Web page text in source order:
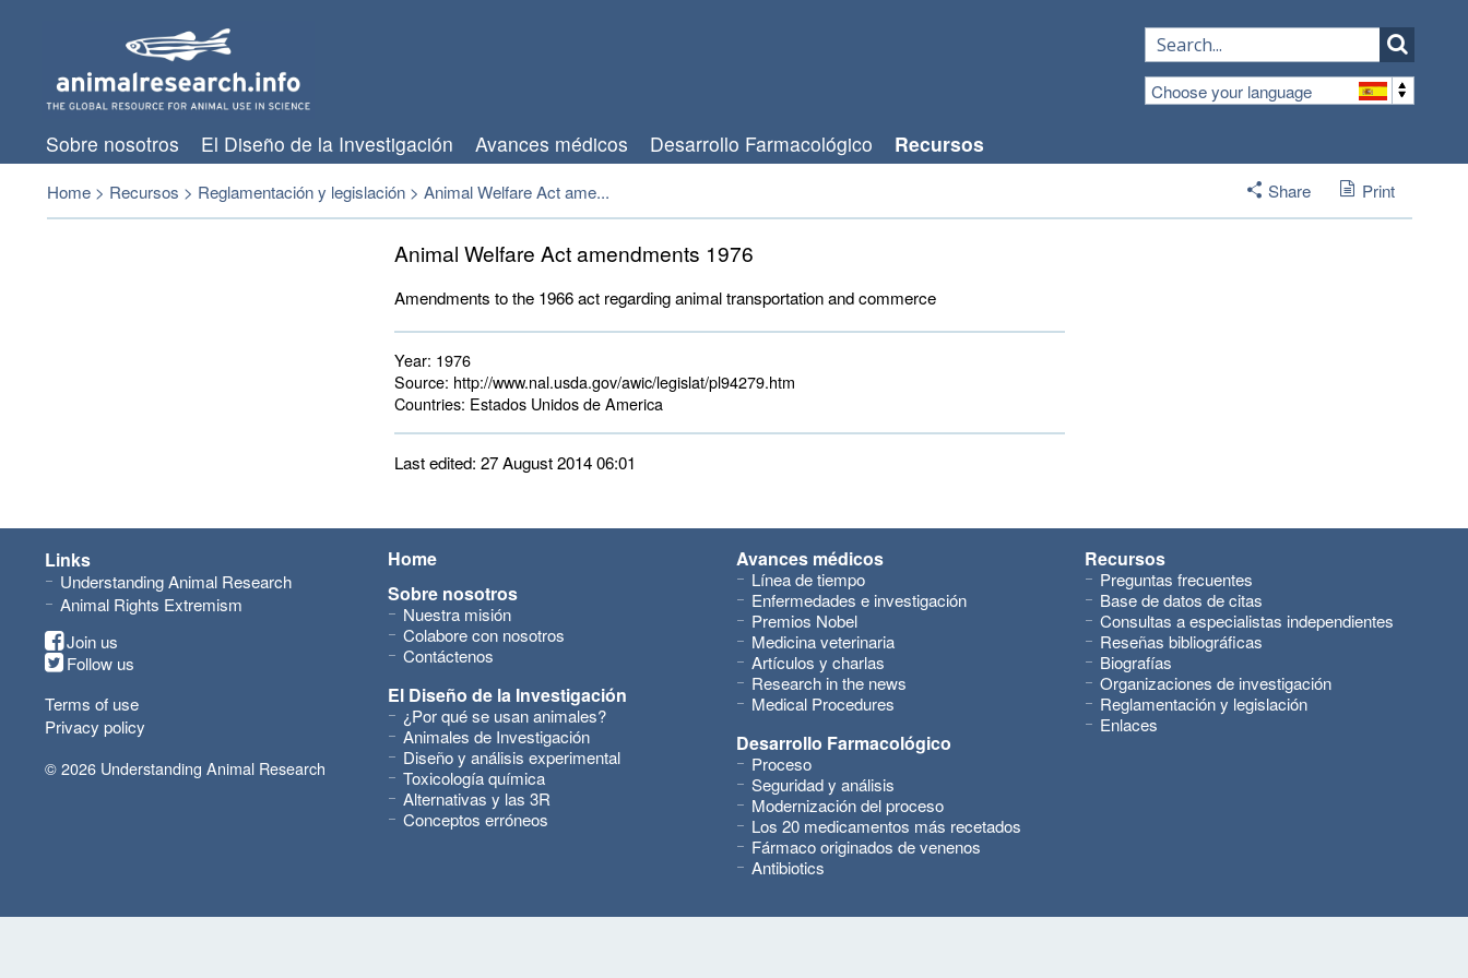
Choose your language
Sobre nosotros El Diseño de la Investigación Avances médicos Desarrollo Farmacológico Recursos
Home > Recursos > Reglamentación y legislación > Animal Welfare Act ame... Share Print
Animal Welfare Act amendments 1976
Amendments to the 1966 act regarding animal transportation and commerce
Year: 1976
Source: http://www.nal.usda.gov/awic/legislat/pl94279.htm
Countries: Estados Unidos de America
Last edited: 27 August 2014 06:01
Links
Understanding Animal Research
Animal Rights Extremism
Join us
Follow us
Terms of use
Privacy policy
© 2026 Understanding Animal Research
Home
Sobre nosotros
Nuestra misión
Colabore con nosotros
Contáctenos
El Diseño de la Investigación
¿Por qué se usan animales?
Animales de Investigación
Diseño y análisis experimental
Toxicología química
Alternativas y las 3R
Conceptos erróneos
Avances médicos
Línea de tiempo
Enfermedades e investigación
Premios Nobel
Medicina veterinaria
Artículos y charlas
Research in the news
Medical Procedures
Desarrollo Farmacológico
Proceso
Seguridad y análisis
Modernización del proceso
Los 20 medicamentos más recetados
Fármaco originados de venenos
Antibiotics
Recursos
Preguntas frecuentes
Base de datos de citas
Consultas a especialistas independientes
Reseñas bibliográficas
Biografías
Organizaciones de investigación
Reglamentación y legislación
Enlaces